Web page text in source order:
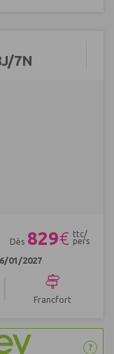
7N
Dès 829€ ttc/
pers
01/2027
Francfort
?